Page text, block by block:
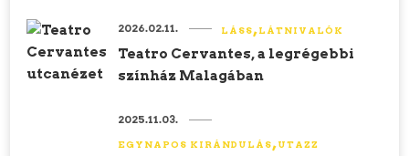
LÁSS LÁTNIVALÓK
Teatro Cervantes, a legrégebbi
színház Malagában
2026.02.11.
EGYNAPOS KIRÁNDULÁS UTAZZ
2025.11.03.